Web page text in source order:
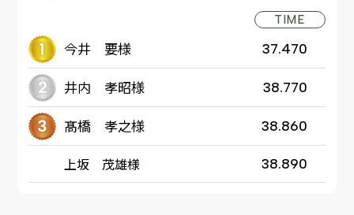
TIME
今井 要様 37.470
井内 孝昭様 38.770
髙橋 孝之様 38.860
上坂 茂雄様 38.890